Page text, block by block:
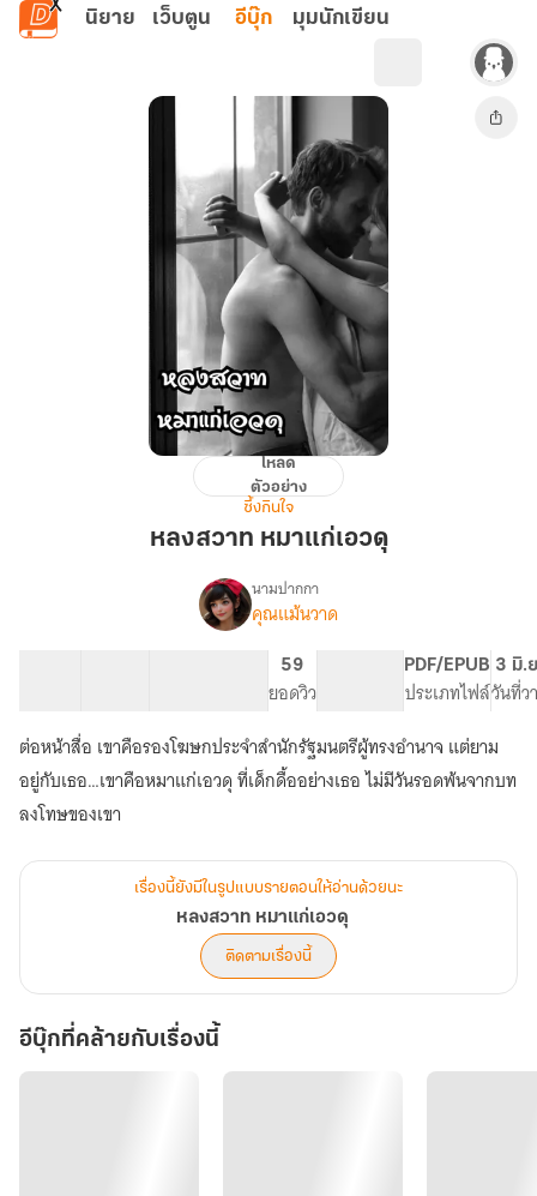
ข้ามไปยังเนื้อหาหลัก
นิยาย เว็บตูน อีบุ๊ก มุมนักเขียน
หมา
โหลด
ตัวอย่าง
ซึ้งกินใจ
หลงสวาท หมาแก่เอวดุ
เรื่อง
สวาท
หมา
แก่
เอว
ดุ
นามปากกา
คุณแม้นวาด
59
ยอดวิว
PDF/EPUB
ประเภทไฟล์
3 มิ.
วันที่ว
ต่อหน้าสื่อ เขาคือรองโฆษกประจำสำนักรัฐมนตรีผู้ทรงอำนาจ แต่ยาม
อยู่กับเธอ…เขาคือหมาแก่เอวดุ ที่เด็กดื้ออย่างเธอ ไม่มีวันรอดพ้นจากบท
ลงโทษของเขา
เรื่องนี้ยังมีในรูปแบบรายตอนให้อ่านด้วยนะ
หลงสวาท หมาแก่เอวดุ
ติดตามเรื่องนี้
อีบุ๊กที่คล้ายกับเรื่องนี้